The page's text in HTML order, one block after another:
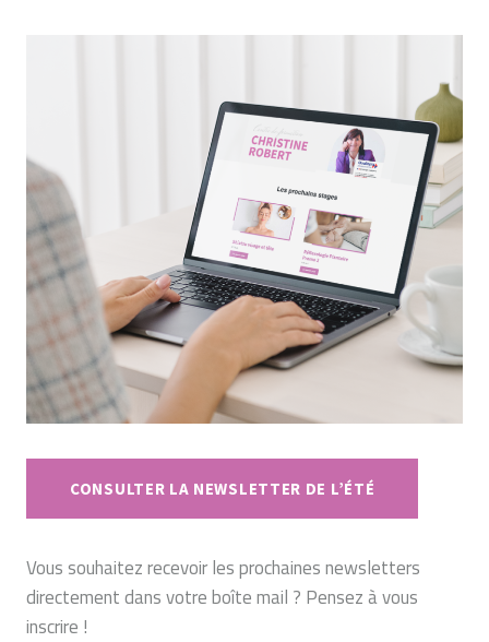
CONSULTER LA NEWSLETTER DE L’ÉTÉ
Vous souhaitez recevoir les prochaines newsletters
directement dans votre boîte mail ? Pensez à vous
inscrire !